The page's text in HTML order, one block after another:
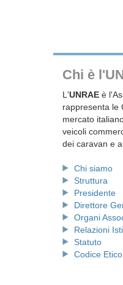
Chi è
L'UNRAE è
rappresenta le
mercato
veicoli
dei caravan e
Chi siamo
Struttura
Presidente
Direttore
Organi
Relazioni
Statuto
Codice Etico